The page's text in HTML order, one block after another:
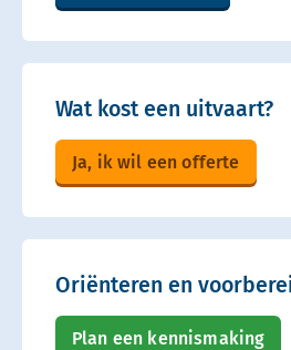
Wat kost een uitvaart?
Ja, ik wil een offerte
Oriënteren en
Plan een kennismaking